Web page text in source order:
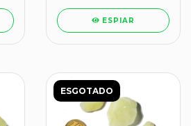
ESPIAR
ESGOTADO